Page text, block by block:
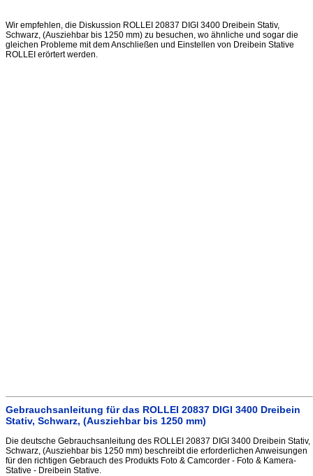
Wir empfehlen, die Diskussion ROLLEI 20837 DIGI 3400 Dreibein Stativ,
Schwarz, (Ausziehbar bis 1250 mm) zu besuchen, wo ähnliche und sogar die
gleichen Probleme mit dem Anschließen und Einstellen von Dreibein Stative
ROLLEI erörtert werden.
Gebrauchsanleitung für das ROLLEI 20837 DIGI 3400 Dreibein
Stativ, Schwarz, (Ausziehbar bis 1250 mm)
Die deutsche Gebrauchsanleitung des ROLLEI 20837 DIGI 3400 Dreibein Stativ,
Schwarz, (Ausziehbar bis 1250 mm) beschreibt die erforderlichen Anweisungen
für den richtigen Gebrauch des Produkts Foto & Camcorder - Foto & Kamera-
Stative - Dreibein Stative.